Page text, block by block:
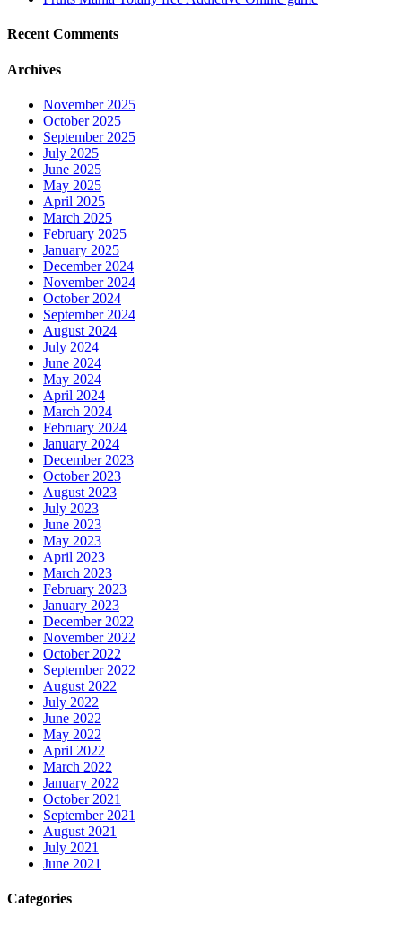
Recent Comments
Archives
November 2025
October 2025
September 2025
July 2025
June 2025
May 2025
April 2025
March 2025
February 2025
January 2025
December 2024
November 2024
October 2024
September 2024
August 2024
July 2024
June 2024
May 2024
April 2024
March 2024
February 2024
January 2024
December 2023
October 2023
August 2023
July 2023
June 2023
May 2023
April 2023
March 2023
February 2023
January 2023
December 2022
November 2022
October 2022
September 2022
August 2022
July 2022
June 2022
May 2022
April 2022
March 2022
January 2022
October 2021
September 2021
August 2021
July 2021
June 2021
Categories